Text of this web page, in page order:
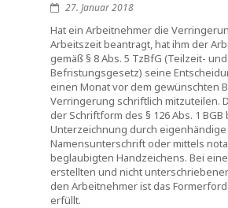
27. Januar 2018
Hat ein Arbeitnehmer die
Arbeitszeit beantragt, hat ihm der
gemäß § 8 Abs. 5 TzBfG (Teilzeit- und
Befristungsgesetz) seine
einen Monat vor dem gewünschten
Verringerung schriftlich mitzuteilen.
der Schriftform des § 126 Abs. 1
Unterzeichnung durch eigenhändige
Namensunterschrift oder mittels
beglaubigten Handzeichens. Bei
erstellten und nicht
den Arbeitnehmer ist das
erfüllt.